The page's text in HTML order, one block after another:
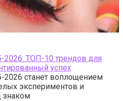
ТОП-10 трендов для
успех
станет воплощением
экспериментов и
знаком